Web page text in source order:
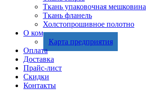
Ткань упаковочная мешковина
Ткань фланель
Холстопрошивное полотно
О компании
Карта предприятия
Оплата
Доставка
Прайс-лист
Скидки
Контакты